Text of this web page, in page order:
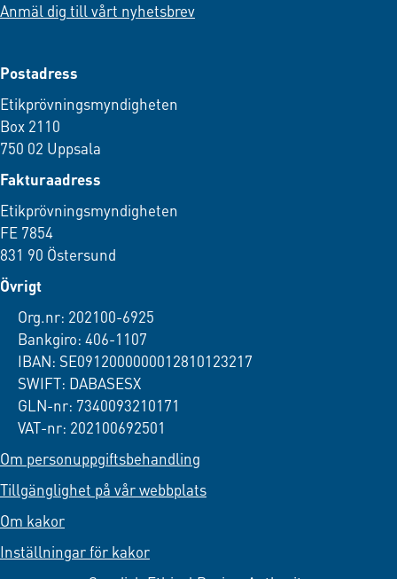
Anmäl dig till vårt nyhetsbrev
Postadress
Etikprövningsmyndigheten
Box 2110
750 02 Uppsala
Fakturaadress
Etikprövningsmyndigheten
FE 7854
831 90 Östersund
Övrigt
Org.nr: 202100-6925
Bankgiro: 406-1107
IBAN: SE0912000000012810123217
SWIFT: DABASESX
GLN-nr: 7340093210171
VAT-nr: 202100692501
Om personuppgiftsbehandling
Tillgänglighet på vår webbplats
Om kakor
Inställningar för kakor